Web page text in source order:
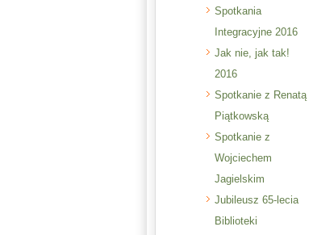
Spotkania
Integracyjne 2016
Jak nie, jak tak!
2016
Spotkanie z Renatą
Piątkowską
Spotkanie z
Wojciechem
Jagielskim
Jubileusz 65-lecia
Biblioteki